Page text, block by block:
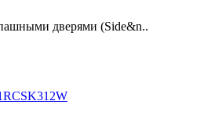
дверями (Side&n..